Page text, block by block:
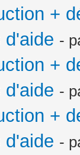
+
d'aide -
+
d'aide -
+
d'aide -